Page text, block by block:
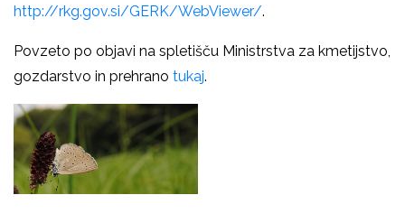
http://rkg.gov.si/GERK/WebViewer/.
Povzeto po objavi na spletišču Ministrstva za kmetijstvo,
gozdarstvo in prehrano tukaj.